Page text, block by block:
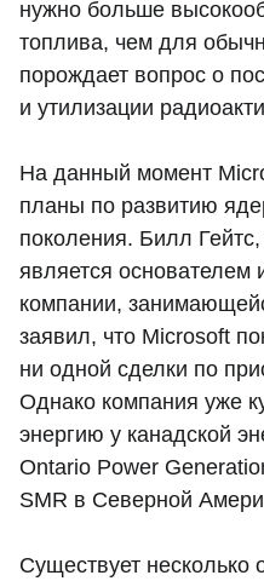
нужно больше
топлива, чем для
порождает вопрос о
и утилизации
На данный момент
планы по развитию
поколения. Билл
является основателем
компании,
заявил, что Microsoft
ни одной сделки по
Однако компания уже
энергию у канадской
Ontario Power
SMR в Северной
Существует